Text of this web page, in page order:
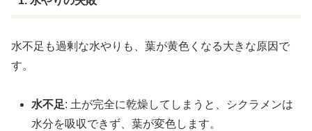
水不足も過剰な水やりも、葉が黄色くなる大きな原因で
す。
水不足: 土が完全に乾燥してしまうと、シクラメンは
水分を吸収できず、葉が変色します。